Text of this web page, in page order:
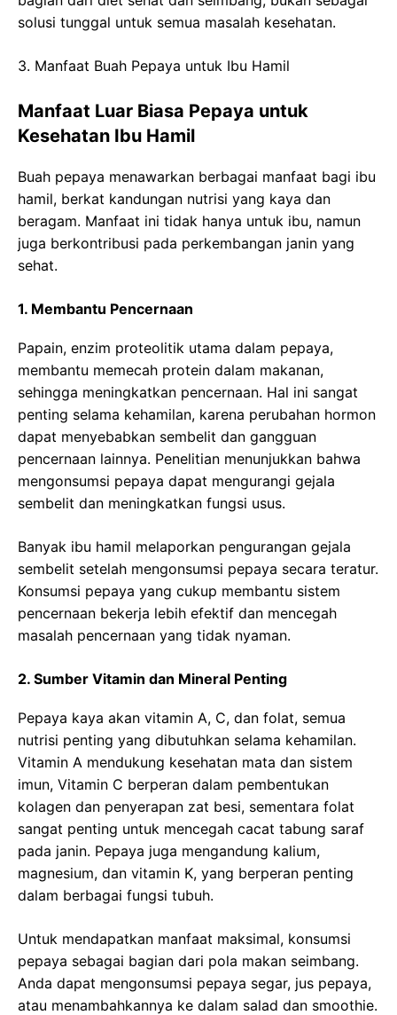
solusi tunggal untuk semua masalah kesehatan.
3. Manfaat Buah Pepaya untuk Ibu Hamil
Manfaat Luar Biasa Pepaya untuk
Kesehatan Ibu Hamil
Buah pepaya menawarkan berbagai manfaat bagi ibu
hamil, berkat kandungan nutrisi yang kaya dan
beragam. Manfaat ini tidak hanya untuk ibu, namun
juga berkontribusi pada perkembangan janin yang
sehat.
1. Membantu Pencernaan
Papain, enzim proteolitik utama dalam pepaya,
membantu memecah protein dalam makanan,
sehingga meningkatkan pencernaan. Hal ini sangat
penting selama kehamilan, karena perubahan hormon
dapat menyebabkan sembelit dan gangguan
pencernaan lainnya. Penelitian menunjukkan bahwa
mengonsumsi pepaya dapat mengurangi gejala
sembelit dan meningkatkan fungsi usus.
Banyak ibu hamil melaporkan pengurangan gejala
sembelit setelah mengonsumsi pepaya secara teratur.
Konsumsi pepaya yang cukup membantu sistem
pencernaan bekerja lebih efektif dan mencegah
masalah pencernaan yang tidak nyaman.
2. Sumber Vitamin dan Mineral Penting
Pepaya kaya akan vitamin A, C, dan folat, semua
nutrisi penting yang dibutuhkan selama kehamilan.
Vitamin A mendukung kesehatan mata dan sistem
imun, Vitamin C berperan dalam pembentukan
kolagen dan penyerapan zat besi, sementara folat
sangat penting untuk mencegah cacat tabung saraf
pada janin. Pepaya juga mengandung kalium,
magnesium, dan vitamin K, yang berperan penting
dalam berbagai fungsi tubuh.
Untuk mendapatkan manfaat maksimal, konsumsi
pepaya sebagai bagian dari pola makan seimbang.
Anda dapat mengonsumsi pepaya segar, jus pepaya,
atau menambahkannya ke dalam salad dan smoothie.